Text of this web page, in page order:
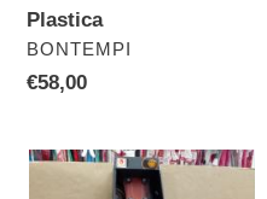
Plastica
VENDITORE
BONTEMPI
Prezzo
€58,00
Chitarra